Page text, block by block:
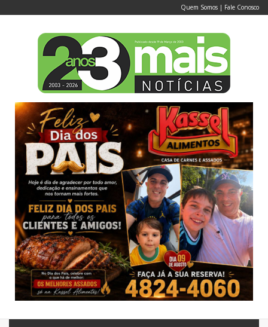
Quem Somos | Fale Conosco